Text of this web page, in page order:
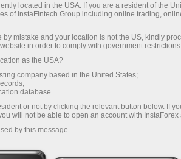
Forex Analysis &
forecast 10/04/2026:
JPY, GBP/USD, USDX,
Gold, Oil and Bitcoin
operaciones
demo
located in the USA. If you are a resident of the
of InstaFintech Group including online trading,
mistake and your location is not the US, kindly
in order to comply with government
as the USA?
company based in the United States;
database.
or not by clicking the relevant button below. If
will not be able to open an account with InstaForex
by this message.